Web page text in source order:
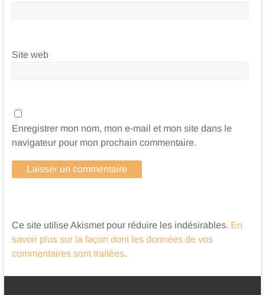
Site web
Enregistrer mon nom, mon e-mail et mon site dans le
navigateur pour mon prochain commentaire.
Ce site utilise Akismet pour réduire les indésirables. En
savoir plus sur la façon dont les données de vos
commentaires sont traitées.